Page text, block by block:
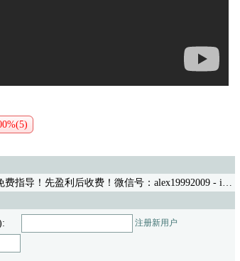
指导！先盈利后收费！微信号：alex19992009- iwww 03/27/21 (442)
注册新用户